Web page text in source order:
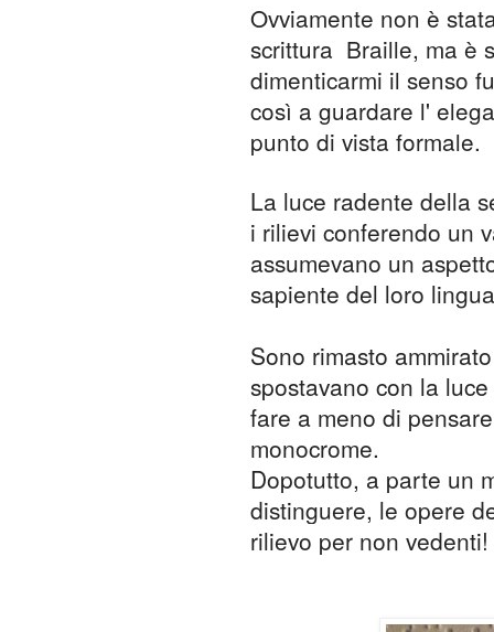
Ovviamente non è
scrittura Braille, ma è
dimenticarmi il senso
così a guardare l'
punto di vista formale.
La luce radente della
i rilievi conferendo un
assumevano un
sapiente del loro
Sono rimasto
spostavano con la
fare a meno di
monocrome.
Dopotutto, a parte un
distinguere, le opere
rilievo per non vedenti!